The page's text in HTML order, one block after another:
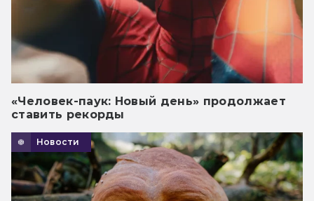
«Человек-паук: Новый день» продолжает
ставить рекорды
Новости